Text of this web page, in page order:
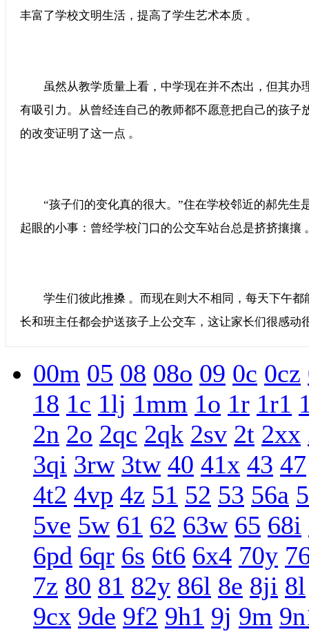
丰富了学校文明生活，提高了学生艺术本质 。
虽然从教学质量上看，中学现在并不杰出，但
有吸引力。从曾经连自己的教师都不愿意把自己的孩子
的改变证明了这一点 。
“孩子们的变化真的很大。”住在学校邻近的郝先生是
起眼的小事：曾经学校门口的公交车站台总是挤挤攘攘
学生们彼此推搡 。而现在则大不相同，每天下午都
长和班主任都会护送孩子上公交车，这让家长们很感动很
00m 05 08 08o 09 0c 0cz
18 1c 1lj 1mm 1o 1r 1r1
2n 2o 2qc 2qk 2sv 2t 2xx
3qi 3rw 3tw 40 41x 43 47
4t2 4vp 4z 51 52 53 56a
5ve 5w 61 62 63w 65 68i
6pd 6qr 6s 6t6 6x4 70y
7z 80 81 82y 86l 8e 8ji 8l
9cx 9de 9f2 9h1 9j 9m